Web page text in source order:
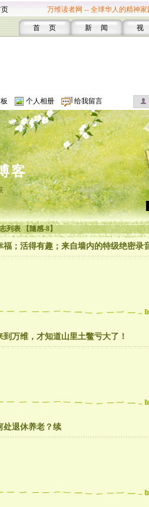
万维读者网 -- 全球华人的精神家
首 页 新 闻 视
个人相册 给我留言
客
列表 【隨感-8】
福；活得有趣；来自墙内的特级绝密录
到万维，才知道山里土鳖亏大了！
处退休养老？续